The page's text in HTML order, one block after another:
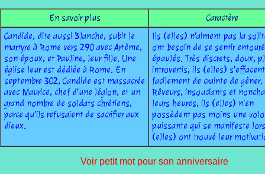
En savoir plus
Caractère
Candide, dite aussi Blanche, subit le
martyre à Rome vers 290 avec Artème,
son époux, et Pauline, leur fille. Une
église leur est dédiée à Rome. En
septembre 302, Candide est massacrée
avec Maurice, chef d'une légion, et un
grand nombre de soldats chrétiens,
parce qu'ils refusaient de sacrifier aux
dieux.
Ils (elles) n'aiment pas la
ont besoin de se sentir
épaulés. Très discrets, doux,
introvertis, ils (elles) s'effacent
facilement de crainte de gêner.
Rêveurs, insouciants et
leurs heures, ils (elles) n'en
possèdent pas moins une
puissante qui se manifeste
(elles) ont trouvé leur
Voir petit mot pour son anniversaire